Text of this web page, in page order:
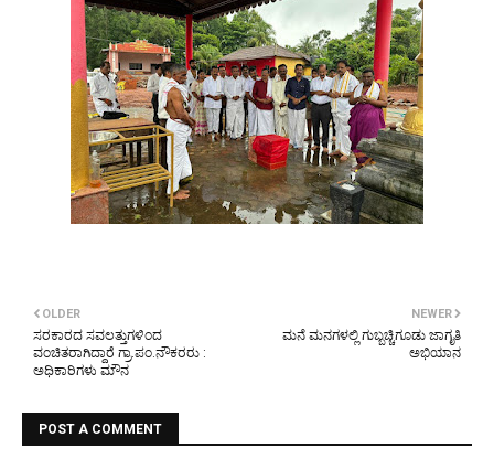
NEWER
ಮನೆ ಮನಗಳಲ್ಲಿ ಗುಬ್ಬಚ್ಚಿಗೂಡು ಜಾಗೃತಿ
ಅಭಿಯಾನ
OLDER
ಸರಕಾರದ ಸವಲತ್ತುಗಳಿಂದ
ವಂಚಿತರಾಗಿದ್ದಾರೆ ಗ್ರಾ.ಪಂ.ನೌಕರರು :
ಅಧಿಕಾರಿಗಳು ಮೌನ
POST A COMMENT